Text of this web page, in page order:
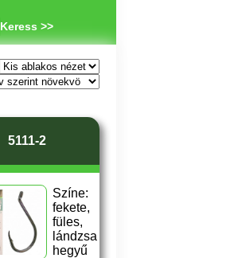
Keress >>
5111-2
Színe:
fekete,
füles,
lándzsa
hegyű